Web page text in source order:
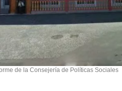
de la Consejería de Políticas Sociales